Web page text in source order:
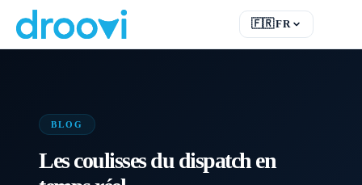
🇫🇷FR
ES Español
BLOG
Les coulisses du dispatch en